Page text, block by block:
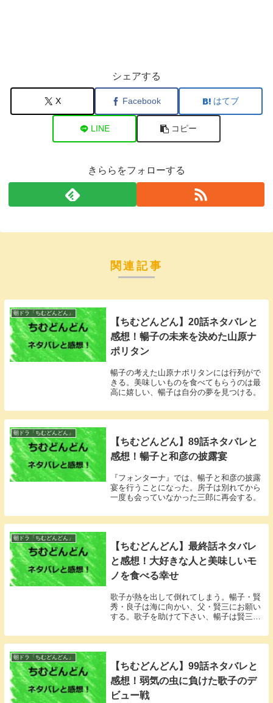
シェアする
X Facebook はてブ
LINE コピー
きららをフォローする
関連記事
朝ドラ「ちむどんどん」
【ちむどんどん】20話ネタバレと
感想！暢子の未来を決めた山原ナ
ポリタン
暢子の考えた山原ナポリタンには行列がで
きる。美味しいものを食べてもらうのは最
高に嬉しい、暢子は自分の夢を見つける。
朝ドラ「ちむどんどん」
【ちむどんどん】89話ネタバレと
感想！暢子と和彦の披露宴
『フォンターナ』では、暢子と和彦の披露
宴を行うことになった。房子は別れてから
一度も会っていなかった三郎に再会する。
朝ドラ「ちむどんどん」
【ちむどんどん】最終話ネタバレ
と感想！大好きな人と美味しいモ
ノを食べる幸せ
歌子が熱を出して倒れてしまう。暢子・賢
秀・良子は海に向かい、父・賢三にお願い
する。歌子を助けて下さい、暢子は賢三の
朝ドラ「ちむどんどん」
【ちむどんどん】99話ネタバレと
感想！弱気の虫に負けた歌子のデ
ビュー戦